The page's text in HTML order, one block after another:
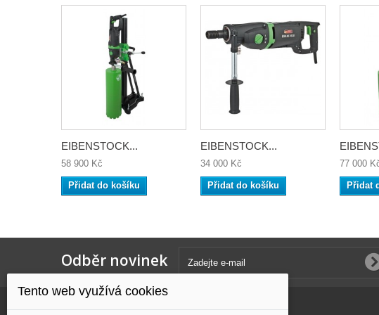
EIBENSTOCK...
58 900 Kč
Přidat do košíku
EIBENSTOCK...
34 000 Kč
Přidat do košíku
77 000
Přidat
Odběr novinek
Tento web využívá cookies